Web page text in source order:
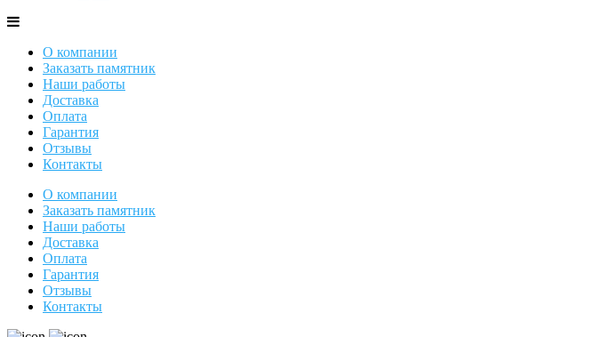
О компании
Заказать памятник
Наши работы
Доставка
Оплата
Гарантия
Отзывы
Контакты
О компании
Заказать памятник
Наши работы
Доставка
Оплата
Гарантия
Отзывы
Контакты